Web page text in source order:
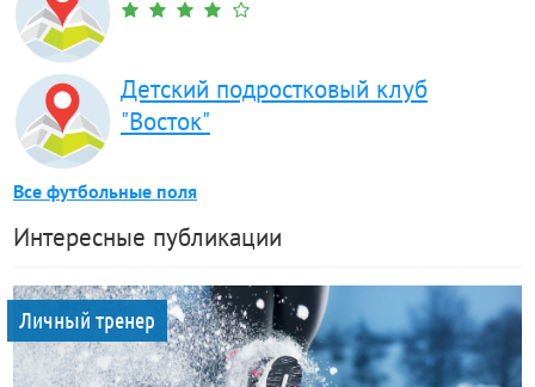
Детский подростковый клуб
"Восток"
Все футбольные поля
Интересные публикации
Личный тренер